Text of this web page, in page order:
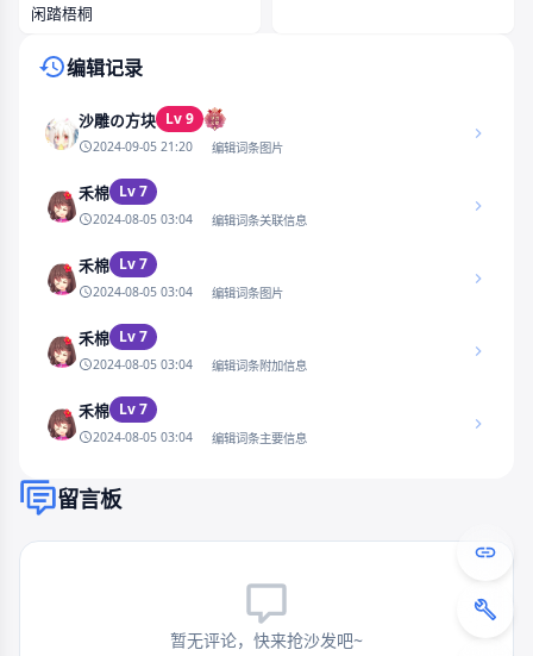
闲踏梧桐
留言板
暂无评论，快来抢沙发吧~
编辑记录
沙雕の方块 Lv 9
2024-09-05 21:20 编辑词条图片
禾棉 Lv 7
2024-08-05 03:04 编辑词条关联信息
禾棉 Lv 7
2024-08-05 03:04 编辑词条图片
禾棉 Lv 7
2024-08-05 03:04 编辑词条附加信息
禾棉 Lv 7
2024-08-05 03:04 编辑词条主要信息